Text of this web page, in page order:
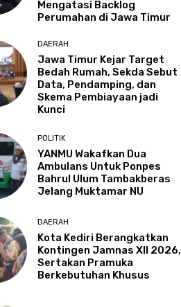
Mengatasi Backlog
Perumahan di Jawa Timur
DAERAH
Jawa Timur Kejar Target
Bedah Rumah, Sekda Sebut
Data, Pendamping, dan
Skema Pembiayaan jadi
Kunci
POLITIK
YANMU Wakafkan Dua
Ambulans Untuk Ponpes
Bahrul Ulum Tambakberas
Jelang Muktamar NU
DAERAH
Kota Kediri Berangkatkan
Kontingen Jamnas XII 2026,
Sertakan Pramuka
Berkebutuhan Khusus